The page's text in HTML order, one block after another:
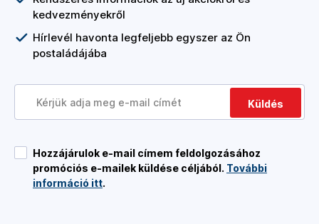
kedvezményekről
Hírlevél havonta legfeljebb egyszer az Ön
postaládájába
Küldés
Hozzájárulok e-mail címem feldolgozásához
promóciós e-mailek küldése céljából. További
információ itt.